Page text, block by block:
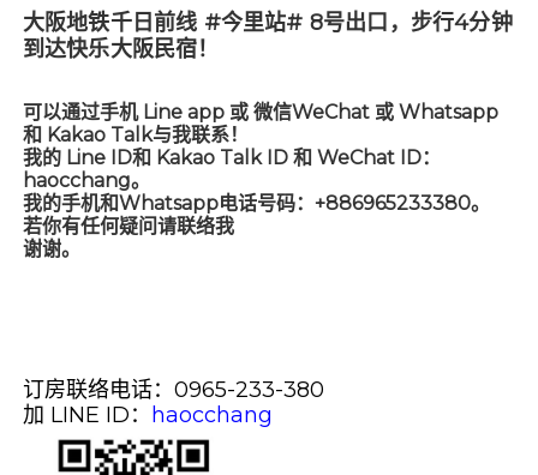
大阪地铁千日前线 #今里站# 8号出口，步行4分钟
到达快乐大阪民宿！
可以通过手机 Line app 或 微信WeChat 或 Whatsapp
和 Kakao Talk与我联系！
我的 Line ID和 Kakao Talk ID 和 WeChat ID：
haocchang。
我的手机和Whatsapp电话号码：+886965233380。
若你有任何疑问请联络我
谢谢。
订房联络电话：0965-233-380
加 LINE ID： haocchang